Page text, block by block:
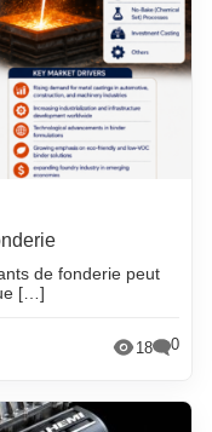
de fonderie peut
[…]
18 0